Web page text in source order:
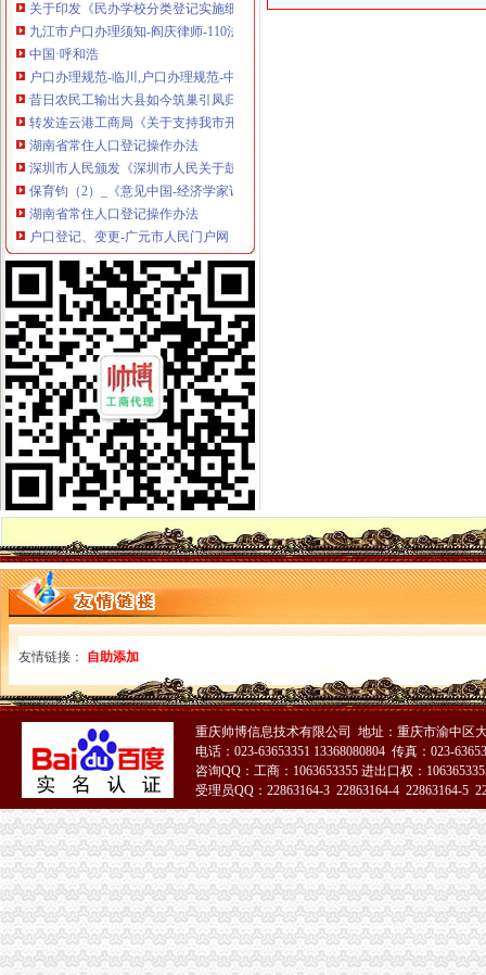
九江市户口办理须知-阎庆律师-110法律咨询网
中国·呼和浩
户口办理规范-临川,户口办理规范-中国临川网
昔日农民工输出大县如今筑巢引凤归
转发连云港工商局《关于支持我市开发园区加快发展的意见（试行）》
湖南省常住人口登记操作办法
深圳市人民颁发《深圳市人民关于鼓励科技人员兴办民间科技
保育钧（2）_《意见中国-经济学家访谈录》第77期_网易财经
湖南省常住人口登记操作办法
户口登记、变更-广元市人民门户网
事业单位初始登记和换证工作开始-静安要闻-新闻中心-上海静安门户网
工业发展异界-第五回韬光养晦兴办教育-历史事小说-17k小说网
修正「观光游乐业管理规则」_找法网
关于印发《湖南省常住户口登记管理规定》的通知（湘公发[2014]2号
湖南省常住人口登记操作办法_互动百科
湖南省常住人口登记操作办法
北京市保险网上服务平台
教育部等五部门印发《民办学校分类登记实施细则》-中国教育
哈密户口准迁办理指南_百度百科
教育部等五部门关于印发《民办学校分类登记实施细则》的通知_其他
欢迎访问中国组织网
关于发布《天津市鼓励外地在津投资暂行办法》的通知_财经法规-中华
欢迎访问中国组织网
教育部等五部门关于印发《民办学校分类登记实施细则》的通知
教育部等三部门印发《营利民办学校监督管理实施细则》-中国教育
项城市人民公众网-项城市人民关于进一步放宽户口迁移政策
大连经济技术开发区企业登记管理办法[失效]
国家工商行政管理局关于企业登记管理若干问题的执行意见-法律快车
国家工商行政管理局关于企业登记管理若干问题的执行意见
教育部等五部门印发《民办学校分类登记实施细则》_新闻_大众网
《民办学校分类登记实施细则》
关于加快农业产业化省级龙头企业发展的若干政策规定
曲阜市人民关于曲阜市户籍管理制度改革的实施意见（试行）
教育部等五部门关于印发《民办学校分类登记实施细则》的通知_搜狐
教育部等部委：民办学校分类登记实施细则_搜狐教育_搜狐网
教育部等五部门印发《民办学校分类登记实施细则》_网易财经
教育部等五部门关于印发《民办学校分类登记实施细则》的通知-福建
泰安市人民门户网站
回兴办执照
公民变更姓名、日期、民族等有何规定?_高考前夕2007_新浪博客
揭市人民门户网站
户口迁入许可办理_通江县人民门户网站
居民家庭户口有哪些类型_其他_土巴兔问吧
友情链接： 自助添加
重庆帅博信息技术有限公司 地址：重庆市渝中区
电话：023-63653351 13368080804 传真：023-
咨询QQ：工商：1063653355 进出口权：
受理员QQ：22863164-3 22863164-4 22863164-5
51La